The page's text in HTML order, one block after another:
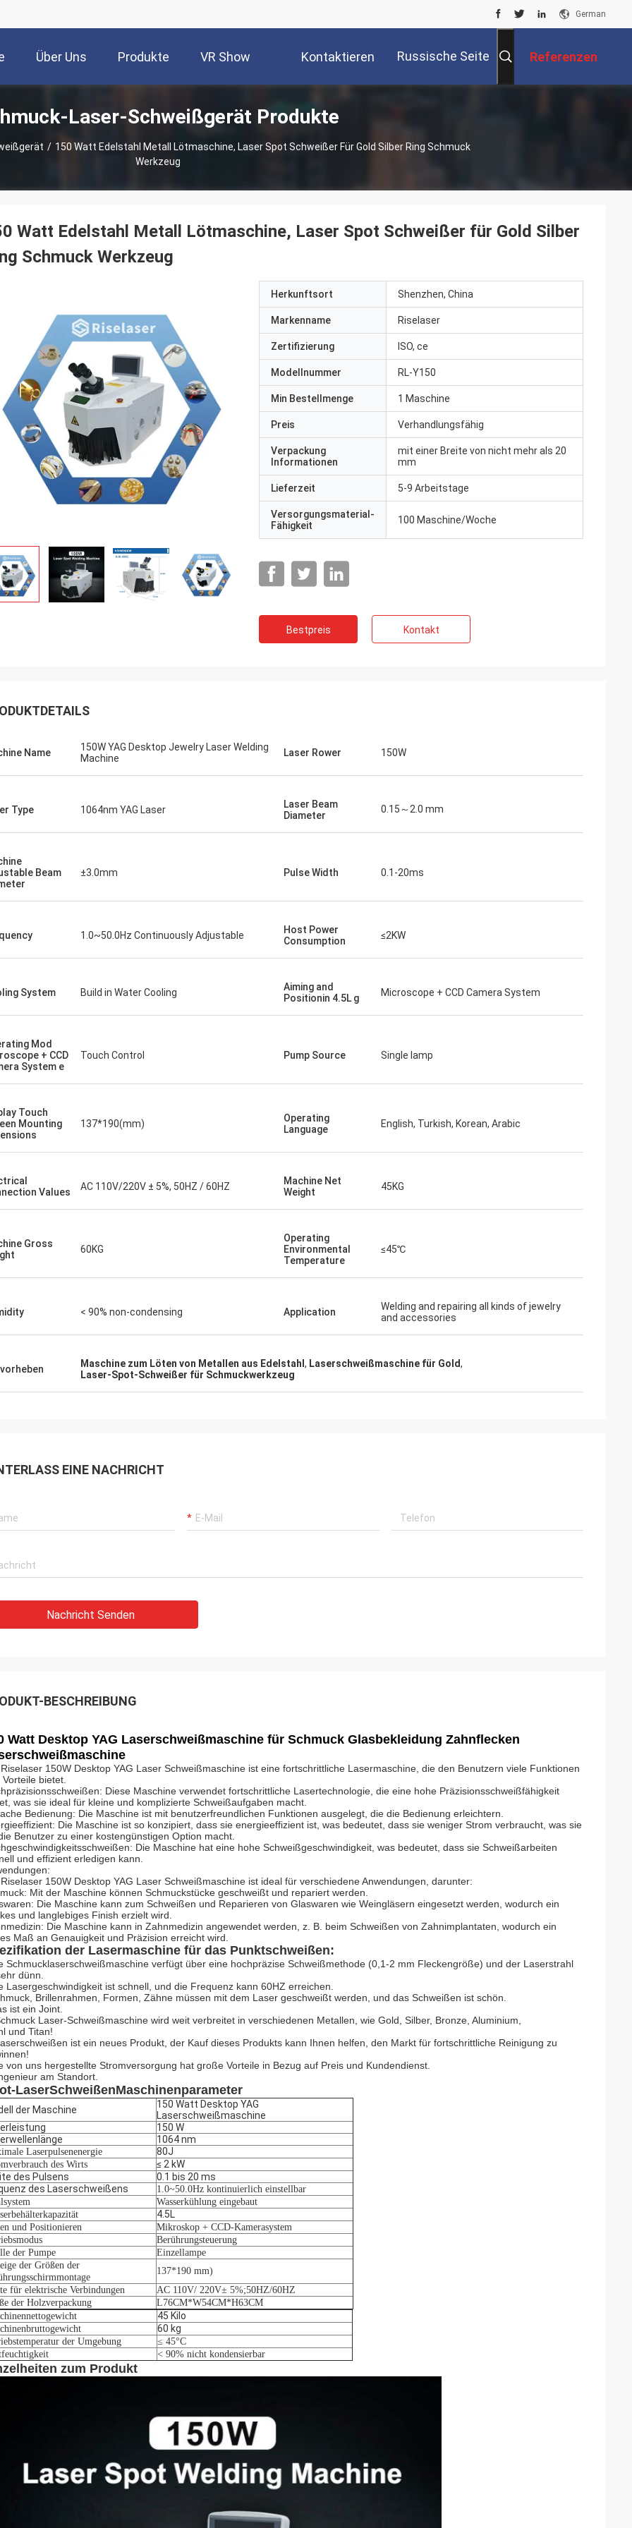
German
Über Uns Produkte VR Show Kontaktieren
Sie Uns
Russische Seite Referenzen
Laser-Schweißgerät Produkte
/ 150 Watt Edelstahl Metall Lötmaschine, Laser Spot Schweißer Für Gold Silber Ring Schmuck
Werkzeug
wie es!
gut entworfen und sorgfältig vorbereitet.
Blicke verurteilen!
Watt Edelstahl Metall Lötmaschine, Laser Spot Schweißer für Gold Silber
Schmuck Werkzeug
Herkunftsort Shenzhen, China
Markenname Riselaser
Zertifizierung ISO, ce
Modellnummer RL-Y150
Min Bestellmenge 1 Maschine
Preis Verhandlungsfähig
Verpackung
Informationen
mit einer Breite von nicht mehr als 20
mm
Lieferzeit 5-9 Arbeitstage
Versorgungsmaterial-
Fähigkeit
100 Maschine/Woche
Bestpreis Kontakt
Name
150W YAG Desktop Jewelry Laser Welding
Machine
Laser Rower 150W
Type 1064nm YAG Laser
Laser Beam
Diameter
0.15～2.0 mm
Beam
±3.0mm Pulse Width 0.1-20ms
1.0~50.0Hz Continuously Adjustable
Host Power
Consumption
≤2KW
System Build in Water Cooling
Aiming and
Positionin 4.5L g
Microscope + CCD Camera System
Mod
+ CCD
System e
Touch Control Pump Source Single lamp
Touch
Mounting
137*190(mm)
Operating
Language
English, Turkish, Korean, Arabic
Values
AC 110V/220V ± 5%, 50HZ / 60HZ
Machine Net
Weight
45KG
Gross
60KG
Operating
Environmental
Temperature
≤45℃
< 90% non-condensing Application
Welding and repairing all kinds of jewelry
and accessories
Maschine zum Löten von Metallen aus Edelstahl , Laserschweißmaschine für Gold,
Laser-Spot-Schweißer für Schmuckwerkzeug
EINE NACHRICHT
Nachricht Senden
BESCHREIBUNG
Watt Desktop YAG Laserschweißmaschine für Schmuck Glasbekleidung Zahnflecken
150W Desktop YAG Laser Schweißmaschine ist eine fortschrittliche Lasermaschine, die den Benutzern viele Funktionen
Vorteile bietet.
Diese Maschine verwendet fortschrittliche Lasertechnologie, die eine hohe Präzisionsschweißfähigkeit
was sie ideal für kleine und komplizierte Schweißaufgaben macht.
Bedienung: Die Maschine ist mit benutzerfreundlichen Funktionen ausgelegt, die die Bedienung erleichtern.
Die Maschine ist so konzipiert, dass sie energieeffizient ist, was bedeutet, dass sie weniger Strom verbraucht, was sie
Benutzer zu einer kostengünstigen Option macht.
Die Maschine hat eine hohe Schweißgeschwindigkeit, was bedeutet, dass sie Schweißarbeiten
und effizient erledigen kann.
150W Desktop YAG Laser Schweißmaschine ist ideal für verschiedene Anwendungen, darunter:
Mit der Maschine können Schmuckstücke geschweißt und repariert werden.
Die Maschine kann zum Schweißen und Reparieren von Glaswaren wie Weingläsern eingesetzt werden, wodurch ein
und langlebiges Finish erzielt wird.
Die Maschine kann in Zahnmedizin angewendet werden, z. B. beim Schweißen von Zahnimplantaten, wodurch ein
Maß an Genauigkeit und Präzision erreicht wird.
der Lasermaschine für das Punktschweißen:
Schmucklaserschweißmaschine verfügt über eine hochpräzise Schweißmethode (0,1-2 mm Fleckengröße) und der Laserstrahl
dünn.
Lasergeschwindigkeit ist schnell, und die Frequenz kann 60HZ erreichen.
Brillenrahmen, Formen, Zähne müssen mit dem Laser geschweißt werden, und das Schweißen ist schön.
ist ein Joint.
Laser-Schweißmaschine wird weit verbreitet in verschiedenen Metallen, wie Gold, Silber, Bronze, Aluminium,
und Titan!
ist ein neues Produkt, der Kauf dieses Produkts kann Ihnen helfen, den Markt für fortschrittliche Reinigung zu
von uns hergestellte Stromversorgung hat große Vorteile in Bezug auf Preis und Kundendienst.
am Standort.
LaserSchweißenMaschinenparameter
der Maschine
150 Watt Desktop YAG
Laserschweißmaschine
150 W
1064 nm
Laserpulsenenergie 80J
des Wirts
≤ 2 kW
des Pulsens
0.1 bis 20 ms
des Laserschweißens
1.0~50.0Hz kontinuierlich einstellbar
Wasserkühlung eingebaut
4.5L
und Positionieren
Mikroskop + CCD-Kamerasystem
Berührungsteuerung
der Pumpe
Einzellampe
der Größen der
137*190 mm)
für elektrische Verbindungen
AC 110V/ 220V± 5%;50HZ/60HZ
der Holzverpackung
L76CM*W54CM*H63CM
45 Kilo
60 kg
der Umgebung
≤ 45°C
< 90% nicht kondensierbar
zum Produkt